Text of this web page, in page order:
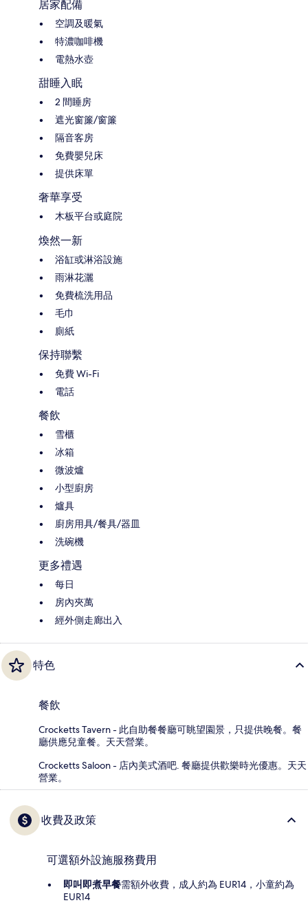
居家配備
空調及暖氣
特濃咖啡機
電熱水壺
甜睡入眠
2 間睡房
遮光窗簾/窗簾
隔音客房
免費嬰兒床
提供床單
奢華享受
木板平台或庭院
煥然一新
浴缸或淋浴設施
雨淋花灑
免費梳洗用品
毛巾
廁紙
保持聯繫
免費 Wi-Fi
電話
餐飲
雪櫃
冰箱
微波爐
小型廚房
爐具
廚房用具/餐具/器皿
洗碗機
更多禮遇
每日
房內夾萬
經外側走廊出入
特色
餐飲
Crocketts Tavern - 此自助餐餐廳可眺望園景，只提供晚餐。餐
廳供應兒童餐。天天營業。
Crocketts Saloon - 店內美式酒吧. 餐廳提供歡樂時光優惠。天天
營業。
收費及政策
可選額外設施服務費用
即叫即煮早餐需額外收費，成人約為 EUR14，小童約為
EUR14